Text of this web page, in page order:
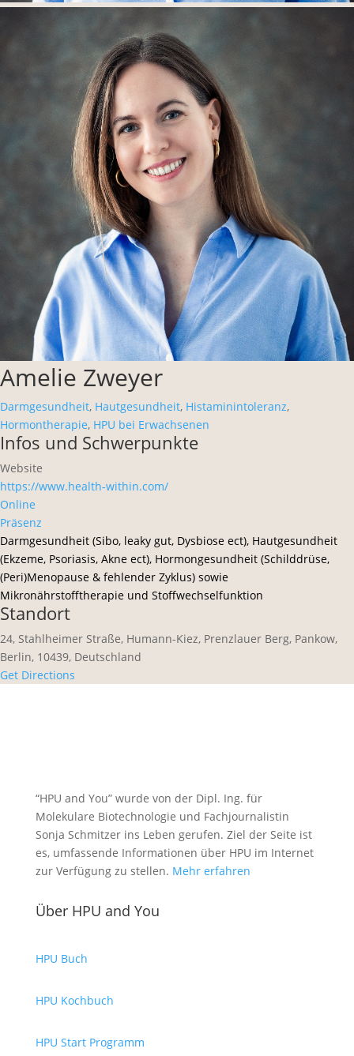
Amelie Zweyer
Darmgesundheit, Hautgesundheit, Histaminintoleranz,
Hormontherapie, HPU bei Erwachsenen
Infos und Schwerpunkte
Website
https://www.health-within.com/
Online
Präsenz
Darmgesundheit (Sibo, leaky gut, Dysbiose ect), Hautgesundheit
(Ekzeme, Psoriasis, Akne ect), Hormongesundheit (Schilddrüse,
(Peri)Menopause & fehlender Zyklus) sowie
Mikronährstofftherapie und Stoffwechselfunktion
Standort
24, Stahlheimer Straße, Humann-Kiez, Prenzlauer Berg, Pankow,
Berlin, 10439, Deutschland
Get Directions
“HPU and You” wurde von der Dipl. Ing. für
Molekulare Biotechnologie und Fachjournalistin
Sonja Schmitzer ins Leben gerufen. Ziel der Seite ist
es, umfassende Informationen über HPU im Internet
zur Verfügung zu stellen. Mehr erfahren
Über HPU and You
HPU Buch
HPU Kochbuch
HPU Start Programm